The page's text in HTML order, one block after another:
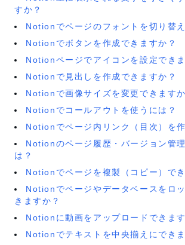
すか？
Notionでページのフォントを切り替
Notionでボタンを作成できますか？
Notionページでアイコンを設定でき
Notionで見出しを作成できますか？
Notionで画像サイズを変更できますか
Notionでコールアウトを使うには？
Notionでページ内リンク（目次）を
Notionのページ履歴・バージョン管
は？
Notionでページを複製（コピー）で
Notionでページやデータベースをロ
きますか？
Notionに動画をアップロードできま
Notionでテキストを中央揃えにでき